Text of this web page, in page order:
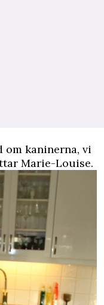
om kaninerna, vi
Marie-Louise.